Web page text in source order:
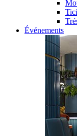
Événements